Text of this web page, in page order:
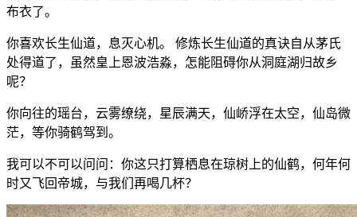
布衣了。
你喜欢长生仙道，息灭心机。 修炼长生仙道的真诀自从茅氏
处得道了，虽然皇上恩波浩淼，怎能阻碍你从洞庭湖归故乡
呢？
你向往的瑶台，云雾缭绕，星辰满天，仙峤浮在太空，仙岛微
茫，等你骑鹤驾到。
我可以不可以问问：你这只打算栖息在琼树上的仙鹤，何年何
时又飞回帝城，与我们再喝几杯？